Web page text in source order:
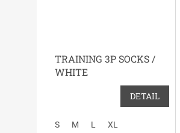
TRAINING 3P SOCKS /
WHITE
DETAIL
S M L XL